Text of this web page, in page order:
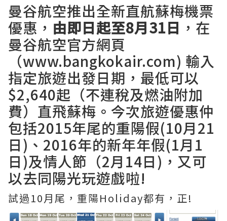
曼谷航空推出全新直航蘇梅機票
優惠， 由即日起至8月31日 ，在
曼谷航空官方網頁
（www.bangkokair.com) 輸入
指定旅遊出發日期，最低可以
$2,640起（不連稅及燃油附加
費）直飛蘇梅。今次旅遊優惠仲
包括2015年尾的重陽假(10月21
日)、2016年的新年年假(1月1
日)及情人節（2月14日)，又可
以去同陽光玩遊戲啦!
試過10月尾，重陽Holiday都有，正!